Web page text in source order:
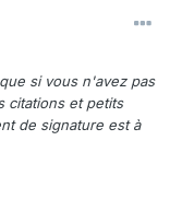
si vous n'avez pas
citations et petits
de signature est à